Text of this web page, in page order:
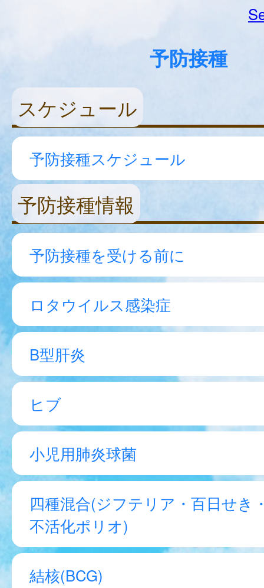
予防接種
スケジュール
予防接種スケジュール
予防接種情報
予防接種を受ける前に
ロタウイルス感染症
B型肝炎
ヒブ
小児用肺炎球菌
四種混合(ジフテリア・百日せき
不活化ポリオ)
結核(BCG)